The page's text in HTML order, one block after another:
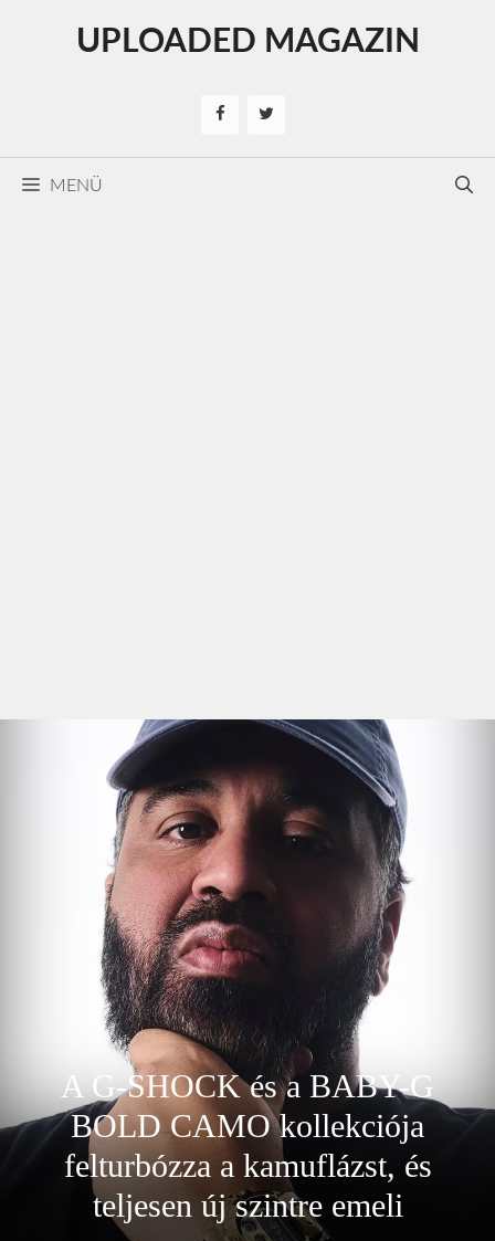
UPLOADED MAGAZIN
MENÜ
A G-SHOCK és a BABY-G
BOLD CAMO kollekciója
felturbózza a kamuflázst, és
teljesen új szintre emeli